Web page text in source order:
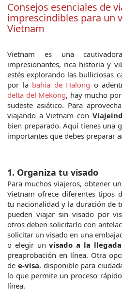
Consejos esenciales de
imprescindibles para un
Vietnam
Vietnam es una
impresionantes, rica historia y
estés explorando las bulliciosas
por la bahía de Halong
delta del Mekong, hay mucho
sudeste asiático. Para
viajando a Vietnam con
bien preparado. Aquí tienes una
importantes que debes preparar
1. Organiza tu visado
Para muchos viajeros, obtener
Vietnam ofrece diferentes tipos
tu nacionalidad y la duración de
pueden viajar sin visado por
otros deben solicitarlo con
solicitar un visado en una
o elegir un visado a la llegada
preaprobación en línea. Otra
de e-visa, disponible para
lo que permite un proceso
línea.